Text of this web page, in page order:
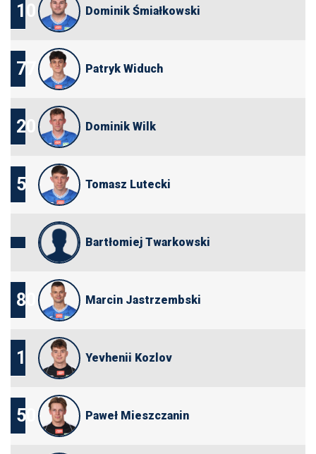
10 Dominik Śmiałkowski
77 Patryk Widuch
20 Dominik Wilk
5 Tomasz Lutecki
Bartłomiej Twarkowski
80 Marcin Jastrzembski
1 Yevhenii Kozlov
50 Paweł Mieszczanin